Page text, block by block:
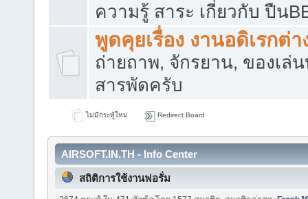
ความรู้ สาระ เกี่ยวกับ ปืน
พูดคุยเรื่อง งานอดิเรกต่า
ถ่ายถาพ, จักรยาน, ของเล่
สารพัดครับ
ไม่มีกระทู้ใหม่ Redirect Board
AIRSOFT.IN.TH - Info Center
สถิติการใช้งานฟอรั่ม